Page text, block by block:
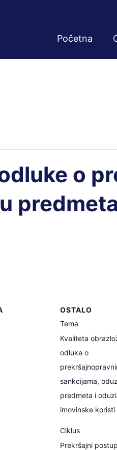
Početna
o
OSTALO
Tema
Kvaliteta
odluke o
sankcijama,
predmeta i
imovinske koristi
Ciklus
Prekršajni